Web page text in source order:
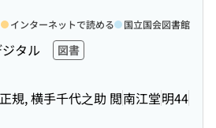
タル
図書
規, 横手千代之助 閲南江堂明44
インターネットで読める 国立国会図書館